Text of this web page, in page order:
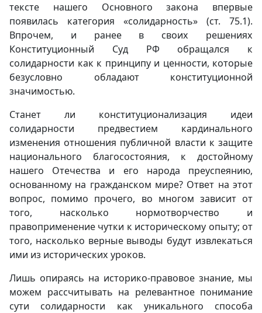
тексте нашего Основного закона впервые
появилась категория «солидарность» (ст. 75.1).
Впрочем, и ранее в своих решениях
Конституционный Суд РФ обращался к
солидарности как к принципу и ценности, которые
безусловно обладают конституционной
значимостью.
Станет ли конституционализация идеи
солидарности предвестием кардинального
изменения отношения публичной власти к защите
национального благосостояния, к достойному
нашего Отечества и его народа преуспеянию,
основанному на гражданском мире? Ответ на этот
вопрос, помимо прочего, во многом зависит от
того, насколько нормотворчество и
правоприменение чутки к историческому опыту; от
того, насколько верные выводы будут извлекаться
ими из исторических уроков.
Лишь опираясь на историко-правовое знание, мы
можем рассчитывать на релевантное понимание
сути солидарности как уникального способа